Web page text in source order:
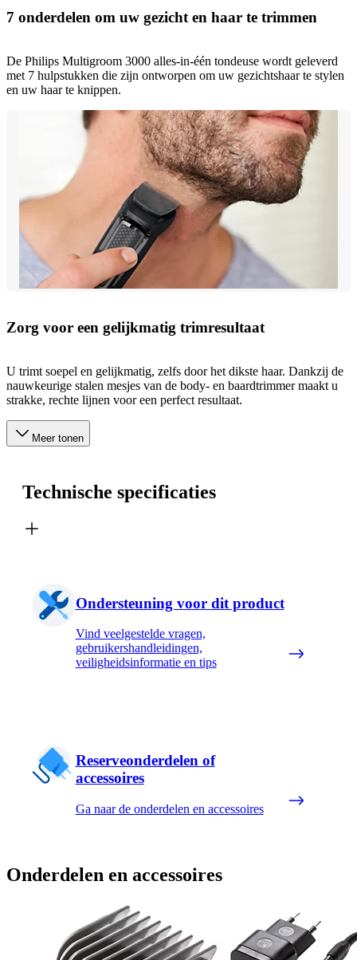
7 onderdelen om uw gezicht en haar te trimmen
De Philips Multigroom 3000 alles-in-één tondeuse wordt geleverd
met 7 hulpstukken die zijn ontworpen om uw gezichtshaar te stylen
en uw haar te knippen.
Zorg voor een gelijkmatig trimresultaat
U trimt soepel en gelijkmatig, zelfs door het dikste haar. Dankzij de
nauwkeurige stalen mesjes van de body- en baardtrimmer maakt u
strakke, rechte lijnen voor een perfect resultaat.
Meer tonen
Technische specificaties
Ondersteuning voor dit product
Vind veelgestelde vragen,
gebruikershandleidingen,
veiligheidsinformatie en tips
Reserveonderdelen of
accessoires
Ga naar de onderdelen en accessoires
Onderdelen en accessoires